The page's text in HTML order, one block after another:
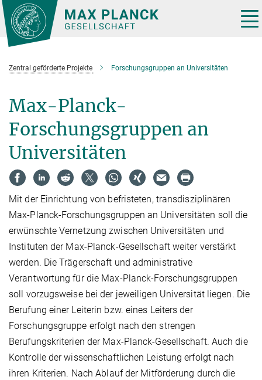
Hauptinhalt
Zentral geförderte Projekte Forschungsgruppen an Universitäten
Max-Planck-
Forschungsgruppen an
Universitäten
Mit der Einrichtung von befristeten, transdisziplinären
Max-Planck-Forschungsgruppen an Universitäten soll die
erwünschte Vernetzung zwischen Universitäten und
Instituten der Max-Planck-Gesellschaft weiter verstärkt
werden. Die Trägerschaft und administrative
Verantwortung für die Max-Planck-Forschungsgruppen
soll vorzugsweise bei der jeweiligen Universität liegen. Die
Berufung einer Leiterin bzw. eines Leiters der
Forschungsgruppe erfolgt nach den strengen
Berufungskriterien der Max-Planck-Gesellschaft. Auch die
Kontrolle der wissenschaftlichen Leistung erfolgt nach
ihren Kriterien. Nach Ablauf der Mitförderung durch die